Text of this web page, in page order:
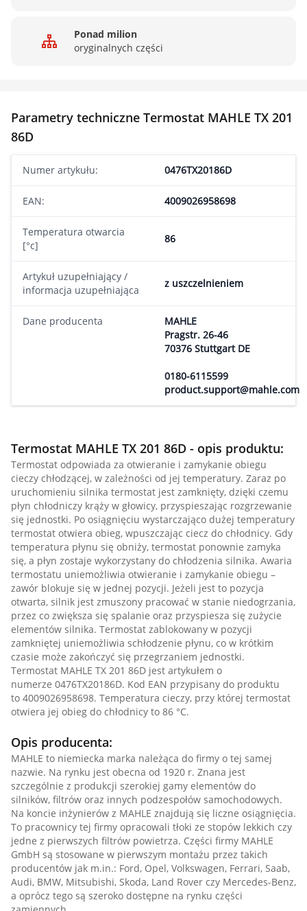
Ponad milion
oryginalnych części
Parametry techniczne Termostat MAHLE TX 201
86D
Numer artykułu: 0476TX20186D
EAN: 4009026958698
Temperatura otwarcia
[°c]
86
Artykuł uzupełniający /
informacja uzupełniająca
z uszczelnieniem
Dane producenta
MAHLE
Pragstr. 26-46
70376 Stuttgart DE
0180-6115599
product.support@mahle.com
Termostat MAHLE TX 201 86D - opis produktu:
Termostat odpowiada za otwieranie i zamykanie obiegu
cieczy chłodzącej, w zależności od jej temperatury. Zaraz po
uruchomieniu silnika termostat jest zamknięty, dzięki czemu
płyn chłodniczy krąży w głowicy, przyspieszając rozgrzewanie
się jednostki. Po osiągnięciu wystarczająco dużej temperatury
termostat otwiera obieg, wpuszczając ciecz do chłodnicy. Gdy
temperatura płynu się obniży, termostat ponownie zamyka
się, a płyn zostaje wykorzystany do chłodzenia silnika. Awaria
termostatu uniemożliwia otwieranie i zamykanie obiegu –
zawór blokuje się w jednej pozycji. Jeżeli jest to pozycja
otwarta, silnik jest zmuszony pracować w stanie niedogrzania,
przez co zwiększa się spalanie oraz przyspiesza się zużycie
elementów silnika. Termostat zablokowany w pozycji
zamkniętej uniemożliwia schłodzenie płynu, co w krótkim
czasie może zakończyć się przegrzaniem jednostki.
Termostat MAHLE TX 201 86D jest artykułem o
numerze 0476TX20186D. Kod EAN przypisany do produktu
to 4009026958698. Temperatura cieczy, przy której termostat
otwiera jej obieg do chłodnicy to 86 °C.
Opis producenta:
MAHLE to niemiecka marka należąca do firmy o tej samej
nazwie. Na rynku jest obecna od 1920 r. Znana jest
szczególnie z produkcji szerokiej gamy elementów do
silników, filtrów oraz innych podzespołów samochodowych.
Na koncie inżynierów z MAHLE znajdują się liczne osiągnięcia.
To pracownicy tej firmy opracowali tłoki ze stopów lekkich czy
jedne z pierwszych filtrów powietrza. Części firmy MAHLE
GmbH są stosowane w pierwszym montażu przez takich
producentów jak m.in.: Ford, Opel, Volkswagen, Ferrari, Saab,
Audi, BMW, Mitsubishi, Skoda, Land Rover czy Mercedes-Benz,
a oprócz tego są szeroko dostępne na rynku części